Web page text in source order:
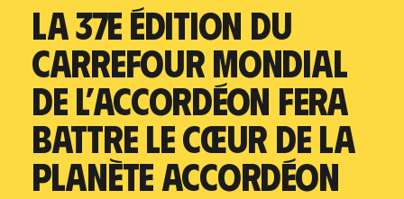
LA 37E ÉDITION DU
CARREFOUR MONDIAL
DE L’ACCORDÉON FERA
BATTRE LE CŒUR DE LA
PLANÈTE ACCORDÉON